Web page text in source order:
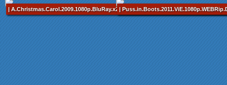
| A.Christmas.Carol.2009.1080p.BluRay.x264-EbP (TM-Khukhooo-HDVNBits).mkv /
|